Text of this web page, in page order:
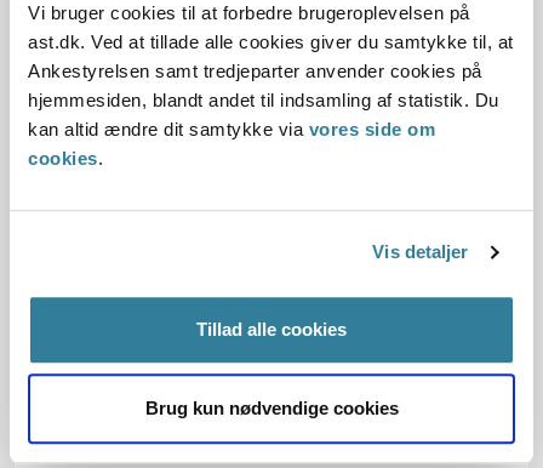
Vi bruger cookies til at forbedre brugeroplevelsen på
ast.dk. Ved at tillade alle cookies giver du samtykke til, at
Ankestyrelsen samt tredjeparter anvender cookies på
hjemmesiden, blandt andet til indsamling af statistik. Du
kan altid ændre dit samtykke via vores side om
cookies.
Vis detaljer
Tillad alle cookies
Brug kun nødvendige cookies
Oplysningerne i sagen
Dato for underskrift
Paragraf
§ 5 § 6